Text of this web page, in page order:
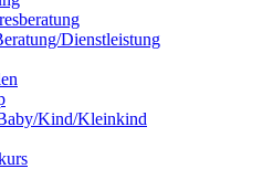
Dienstleistung
Kind/Kleinkind